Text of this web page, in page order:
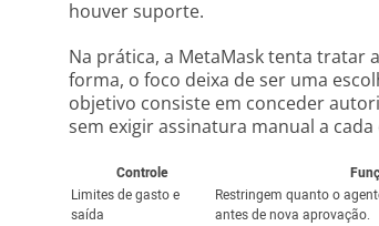
houver suporte.
Na prática, a MetaMask tenta tratar
forma, o foco deixa de ser uma
objetivo consiste em conceder
sem exigir assinatura manual a
Controle
Limites de gasto e
saída
Restringem quanto o
antes de nova aprovação.